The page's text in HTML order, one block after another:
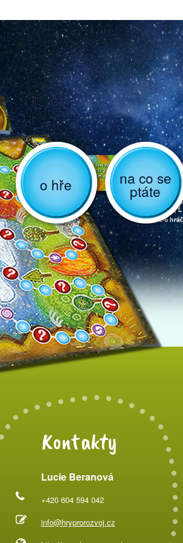
o hře na co se
ptáte
Kontakty
Lucie Beranová
+420 604 594 042
info@hryprorozvoj.cz